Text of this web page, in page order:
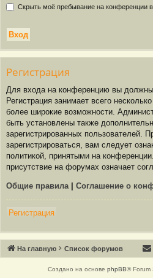
Скрыть моё пребывание на конференции в
Регистрация
Для входа на конференцию вы должны
Регистрация занимает всего
более широкие возможности.
быть установлены также
зарегистрированных пользователей.
зарегистрироваться, вам следует
политикой, принятыми на
присутствие на форумах означает
Общие правила | Соглашение о
Регистрация
На главную Список форумов
Связаться с
Создано на основе phpBB® Forum